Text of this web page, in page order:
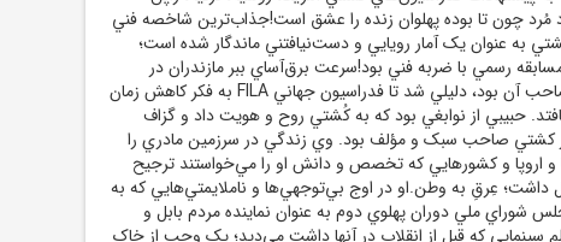
چون تا بوده پهلوان زنده را عشق است!جذاب‌ترين شاخصه فني
به عنوان يک آمار رويايي و دست‌نيافتني ماندگار شده است؛
53 پيروزي از 56 مسابقه رسمي با ضربه فني بود!سرعت برق‌آساي ببر مازندران در
اجراي فنوني که خود صاحب آن بود، دليلي شد تا فدراسيون جهاني FILA به فکر کاهش زمان
حبيبي از نوابغي بود که به کُشتي روح و هويت داد و گزاف
کشتي صاحب سبک و مؤلف بود. وي زندگي در سرزمين مادري را
و اروپا و کشورهايي که تخصص و دانش او را مي‌خواستند ترجيح
داشت؛ عِرقِ به وطن.او در اوج بي‌توجهي‌ها و ناملايمتي‌هايي که به
ملي دوران پهلوي دوم به عنوان نماينده مردم بابل و
سينمايي که قبل از انقلاب در آنها داشت مي‌ديد؛ يک وجب از خاک